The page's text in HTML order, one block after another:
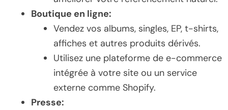
Boutique en ligne:
Vendez vos albums, singles, EP, t-shirts,
affiches et autres produits dérivés.
Utilisez une plateforme de e-commerce
intégrée à votre site ou un service
externe comme Shopify.
Presse: